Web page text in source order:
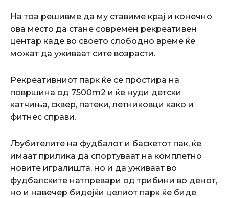
На тоа решивме да му ставиме крај и конечно
ова место да стане современ рекреативен
центар каде во своето слободно време ќе
можат да уживаат сите возрасти.
Рекреативниот парк ќе се простира на
површина од 7500m2 и ќе нуди детски
катчиња, сквер, патеки, летниковци како и
фитнес справи.
Љубителите на фудбалот и баскетот пак, ќе
имаат прилика да спортуваат на комплетно
новите игралишта, но и да уживаат во
фудбалските натпревари од трибини во денот,
но и навечер бидејќи целиот парк ќе биде